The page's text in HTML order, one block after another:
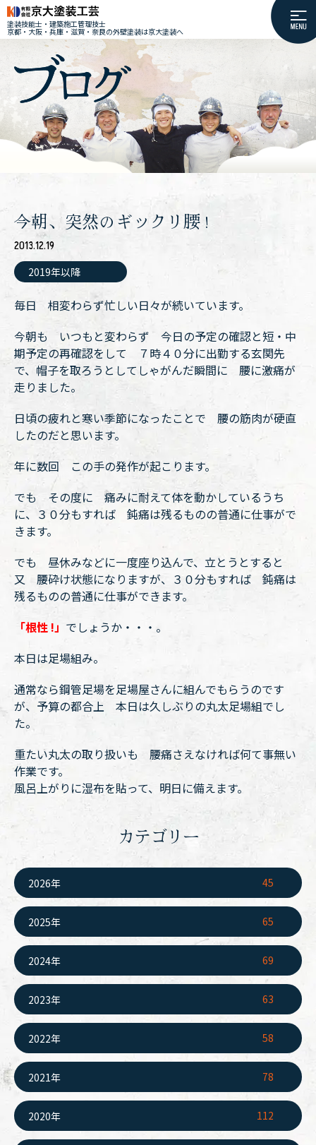
塗装技能士・建築施工管理技士
京都・大阪・兵庫・滋賀・奈良の外壁塗装は京大塗装へ
今朝、突然のギックリ腰 !
2013.12.19
2019年以降
毎日 相変わらず忙しい日々が続いています。
今朝も いつもと変わらず 今日の予定の確認と短・中
期予定の再確認をして ７時４０分に出勤する玄関先
で、帽子を取ろうとしてしゃがんだ瞬間に 腰に激痛が
走りました。
日頃の疲れと寒い季節になったことで 腰の筋肉が硬直
したのだと思います。
年に数回 この手の発作が起こります。
でも その度に 痛みに耐えて体を動かしているうち
に、３０分もすれば 鈍痛は残るものの普通に仕事がで
きます。
でも 昼休みなどに一度座り込んで、立とうとすると
又 腰砕け状態になりますが、３０分もすれば 鈍痛は
残るものの普通に仕事ができます。
「根性 !」 でしょうか・・・。
本日は足場組み。
通常なら鋼管足場を足場屋さんに組んでもらうのです
が、予算の都合上 本日は久しぶりの丸太足場組でし
た。
重たい丸太の取り扱いも 腰痛さえなければ何て事無い
作業です。
風呂上がりに湿布を貼って、明日に備えます。
カテゴリー
2026年 45
2025年 65
2024年 69
2023年 63
2022年 58
2021年 78
2020年 112